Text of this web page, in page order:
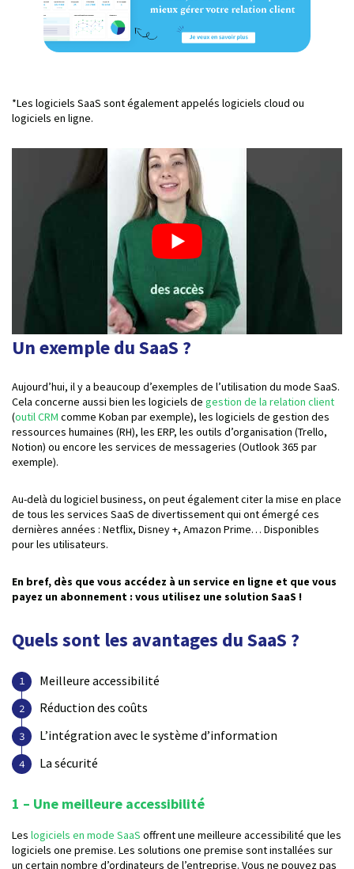
*Les logiciels SaaS sont également appelés logiciels cloud ou
logiciels en ligne.
Un exemple du SaaS ?
Aujourd’hui, il y a beaucoup d’exemples de l’utilisation du mode SaaS.
Cela concerne aussi bien les logiciels de gestion de la relation client
(outil CRM comme Koban par exemple), les logiciels de gestion des
ressources humaines (RH), les ERP, les outils d’organisation (Trello,
Notion) ou encore les services de messageries (Outlook 365 par
exemple).
Au-delà du logiciel business, on peut également citer la mise en place
de tous les services SaaS de divertissement qui ont émergé ces
dernières années : Netflix, Disney +, Amazon Prime… Disponibles
pour les utilisateurs.
En bref, dès que vous accédez à un service en ligne et que vous
payez un abonnement : vous utilisez une solution SaaS !
Quels sont les avantages du SaaS ?
Meilleure accessibilité
Réduction des coûts
L’intégration avec le système d’information
La sécurité
1 – Une meilleure accessibilité
Les logiciels en mode SaaS offrent une meilleure accessibilité que les
logiciels one premise. Les solutions one premise sont installées sur
un certain nombre d’ordinateurs de l’entreprise. Vous ne pouvez pas